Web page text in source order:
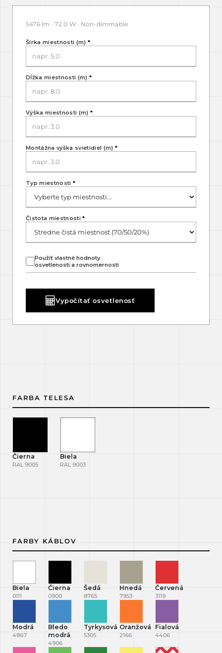
5476 lm · 72.0 W · Non-dimmable
Šírka miestnosti (m) *
Dĺžka miestnosti (m) *
Výška miestnosti (m) *
Montážna výška svietidiel (m) *
Typ miestnosti *
Použiť vlastné hodnoty
osvetlenosti a rovnomernosti
Čistota miestnosti*
Vypočítať osvetlenosť
FARBA TELESA
Čierna
RAL 9005
Biela
RAL 9003
FARBY KÁBLOV
Biela
0111
Čierna
0900
Šedá
8765
Hnedá
7953
Červená
3119
Modrá
4867
Bledo
modrá
4906
Tyrkysová
5305
Oranžová
2166
Fialová
4406